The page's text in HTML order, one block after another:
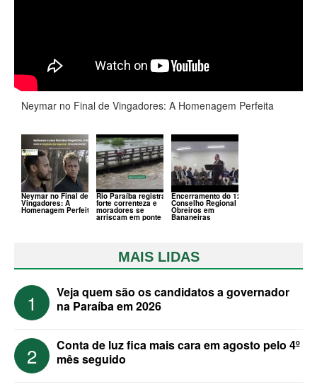
Neymar no Final de Vingadores: A Homenagem Perfeita
Neymar no Final de
Vingadores: A
Homenagem Perfeita
Rio Paraíba registra
forte correnteza e
moradores se
arriscam em ponte
Encerramento do 120º
Conselho Regional de
Obreiros em
Bananeiras
MAIS LIDAS
1
Veja quem são os candidatos a governador
na Paraíba em 2026
2
Conta de luz fica mais cara em agosto pelo 4º
mês seguido